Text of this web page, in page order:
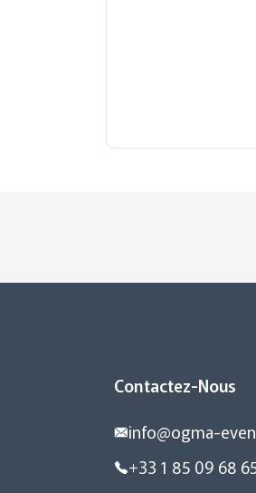
Contactez-Nous
info@ogma-
+33 1 85 09 68